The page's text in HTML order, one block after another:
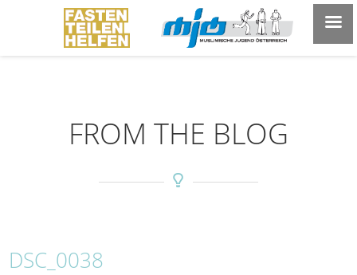
FROM THE BLOG
DSC_0038